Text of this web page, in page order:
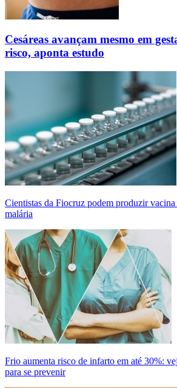
Cesáreas avançam mesmo em
risco, aponta estudo
Cientistas da Fiocruz podem produzir
malária
Frio aumenta risco de infarto em até 30%:
para se prevenir